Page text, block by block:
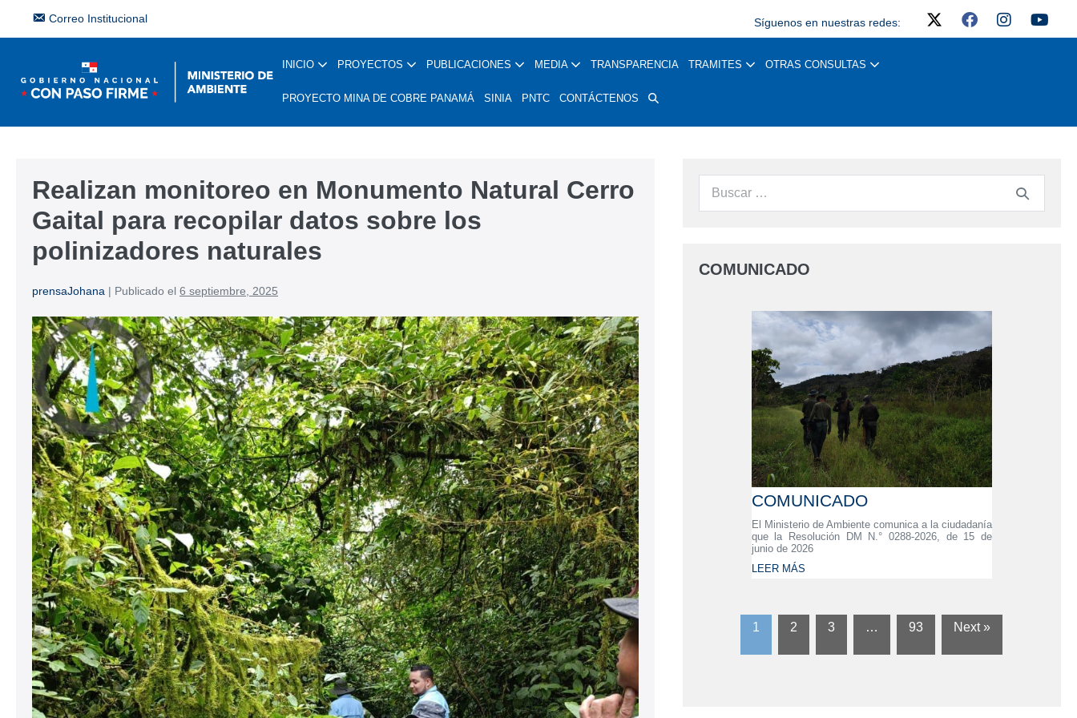
Correo Institucional Síguenos en nuestras redes:
INICIO PROYECTOS PUBLICACIONES MEDIA TRANSPARENCIA TRAMITES OTRAS CONSULTAS
PROYECTO MINA DE COBRE PANAMÁ SINIA PNTC CONTÁCTENOS
Realizan monitoreo en Monumento Natural Cerro
Gaital para recopilar datos sobre los
polinizadores naturales
prensaJohana | Publicado el 6 septiembre, 2025
COMUNICADO
COMUNICADO
El Ministerio de Ambiente comunica a la ciudadanía
que la Resolución DM N.° 0288-2026, de 15 de
junio de 2026
LEER MÁS
1 2 3 … 93 Next »